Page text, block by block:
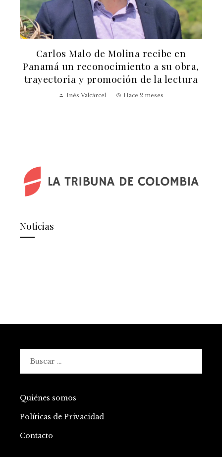
Carlos Malo de Molina recibe en
Panamá un reconocimiento a su obra,
trayectoria y promoción de la lectura
Inés Valcárcel Hace 2 meses
Noticias
Quiénes somos
Políticas de Privacidad
Contacto